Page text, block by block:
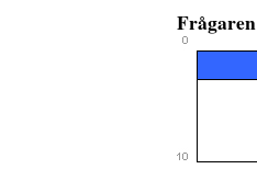
Frågaren